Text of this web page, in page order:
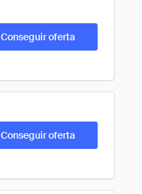
Conseguir oferta
Conseguir oferta